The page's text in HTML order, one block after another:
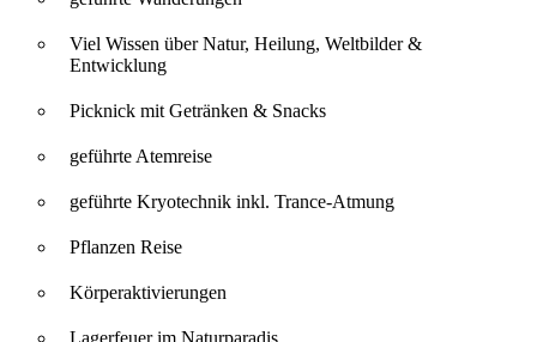
Viel Wissen über Natur, Heilung, Weltbilder &
Entwicklung
Picknick mit Getränken & Snacks
geführte Atemreise
geführte Kryotechnik inkl. Trance-Atmung
Pflanzen Reise
Körperaktivierungen